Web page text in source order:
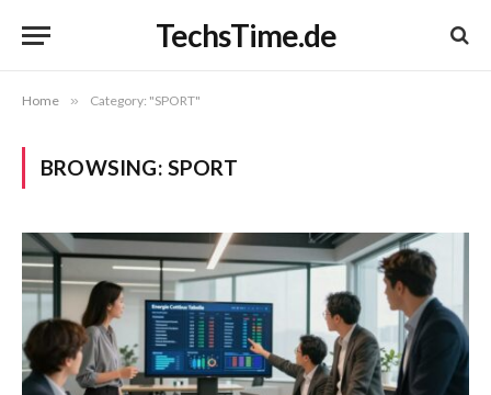
TechsTime.de
Home » Category: "SPORT"
BROWSING: SPORT